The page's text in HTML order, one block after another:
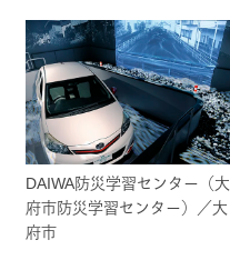
DAIWA防災学習センター（大
府市防災学習センター）／大
府市